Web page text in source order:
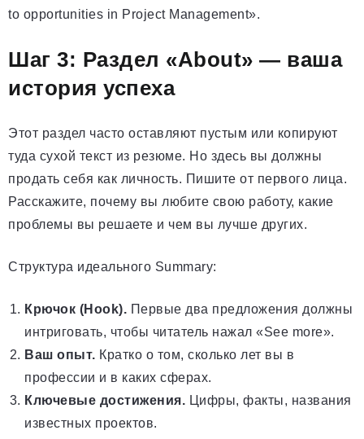
to opportunities in Project Management».
Шаг 3: Раздел «About» — ваша
история успеха
Этот раздел часто оставляют пустым или копируют
туда сухой текст из резюме. Но здесь вы должны
продать себя как личность. Пишите от первого лица.
Расскажите, почему вы любите свою работу, какие
проблемы вы решаете и чем вы лучше других.
Структура идеального Summary:
Крючок (Hook). Первые два предложения должны
интриговать, чтобы читатель нажал «See more».
Ваш опыт. Кратко о том, сколько лет вы в
профессии и в каких сферах.
Ключевые достижения. Цифры, факты, названия
известных проектов.